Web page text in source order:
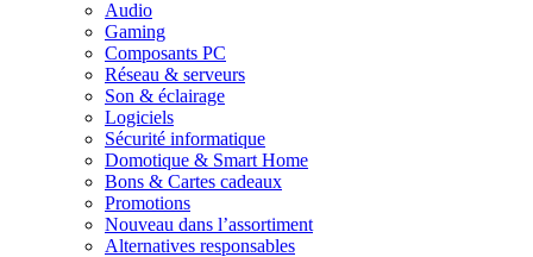
Audio
Gaming
Composants PC
Réseau & serveurs
Son & éclairage
Logiciels
Sécurité informatique
Domotique & Smart Home
Bons & Cartes cadeaux
Promotions
Nouveau dans l’assortiment
Alternatives responsables